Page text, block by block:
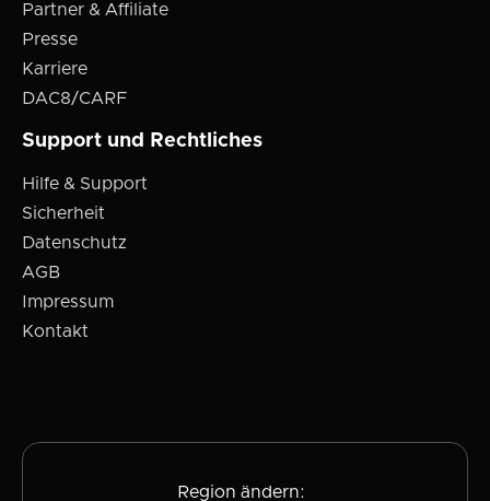
Partner & Affiliate
Presse
Karriere
DAC8/CARF
Support und Rechtliches
Hilfe & Support
Sicherheit
Datenschutz
AGB
Impressum
Kontakt
Region ändern: